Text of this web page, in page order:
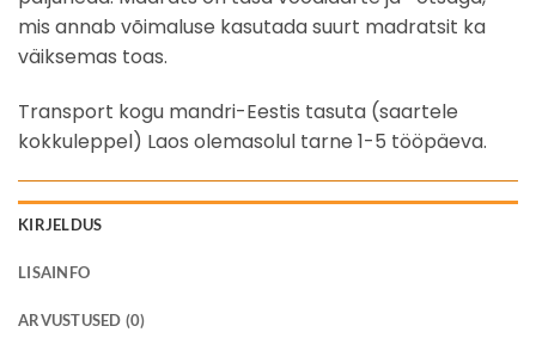
mis annab võimaluse kasutada suurt madratsit ka
väiksemas toas.
Transport kogu mandri-Eestis tasuta (saartele
kokkuleppel) Laos olemasolul tarne 1-5 tööpäeva.
KIRJELDUS
LISAINFO
ARVUSTUSED (0)